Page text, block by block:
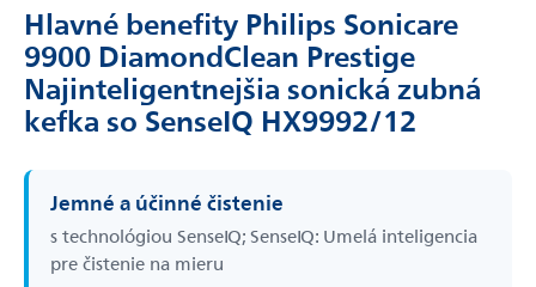
Hlavné benefity Philips Sonicare
9900 DiamondClean Prestige
Najinteligentnejšia sonická zubná
kefka so SenseIQ HX9992/12
Jemné a účinné čistenie
s technológiou SenseIQ; SenseIQ: Umelá inteligencia
pre čistenie na mieru